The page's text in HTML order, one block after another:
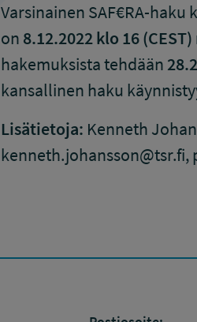
Varsinainen SAF€RA-
on 8.12.2022 klo 16
hakemuksista tehdään
kansallinen haku
Lisätietoja: Kenneth
kenneth.johansson@tsr.fi,